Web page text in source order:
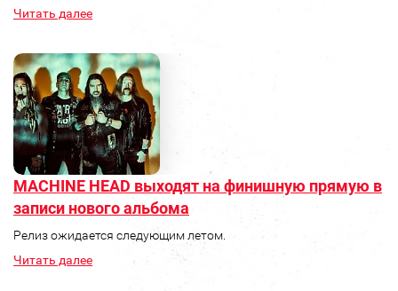
Читать далее
MACHINE HEAD выходят на финишную прямую в
записи нового альбома
Релиз ожидается следующим летом.
Читать далее